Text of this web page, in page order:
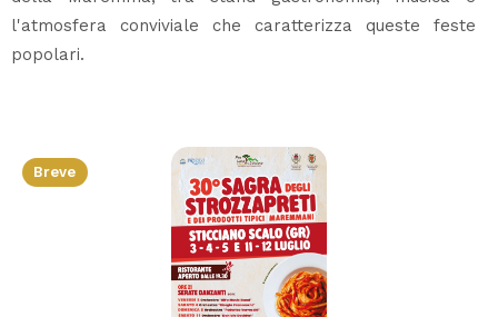
l'atmosfera conviviale che caratterizza queste feste
popolari.
Breve